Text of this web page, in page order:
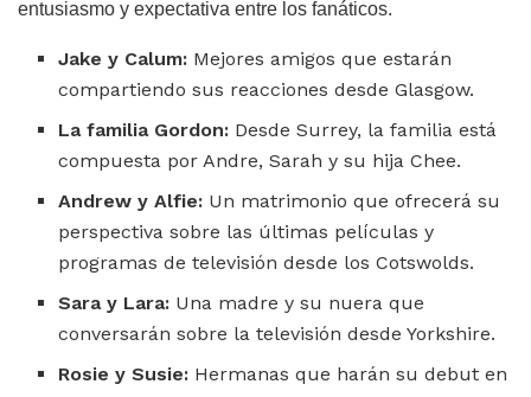
entusiasmo y expectativa entre los fanáticos.
Jake y Calum: Mejores amigos que estarán
compartiendo sus reacciones desde Glasgow.
La familia Gordon: Desde Surrey, la familia está
compuesta por Andre, Sarah y su hija Chee.
Andrew y Alfie: Un matrimonio que ofrecerá su
perspectiva sobre las últimas películas y
programas de televisión desde los Cotswolds.
Sara y Lara: Una madre y su nuera que
conversarán sobre la televisión desde Yorkshire.
Rosie y Susie: Hermanas que harán su debut en